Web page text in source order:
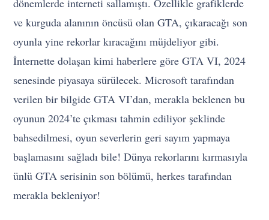
dönemlerde interneti sallamıştı. Özellikle grafiklerde
ve kurguda alanının öncüsü olan GTA, çıkaracağı son
oyunla yine rekorlar kıracağını müjdeliyor gibi.
İnternette dolaşan kimi haberlere göre GTA VI, 2024
senesinde piyasaya sürülecek. Microsoft tarafından
verilen bir bilgide GTA VI’dan, merakla beklenen bu
oyunun 2024’te çıkması tahmin ediliyor şeklinde
bahsedilmesi, oyun severlerin geri sayım yapmaya
başlamasını sağladı bile! Dünya rekorlarını kırmasıyla
ünlü GTA serisinin son bölümü, herkes tarafından
merakla bekleniyor!